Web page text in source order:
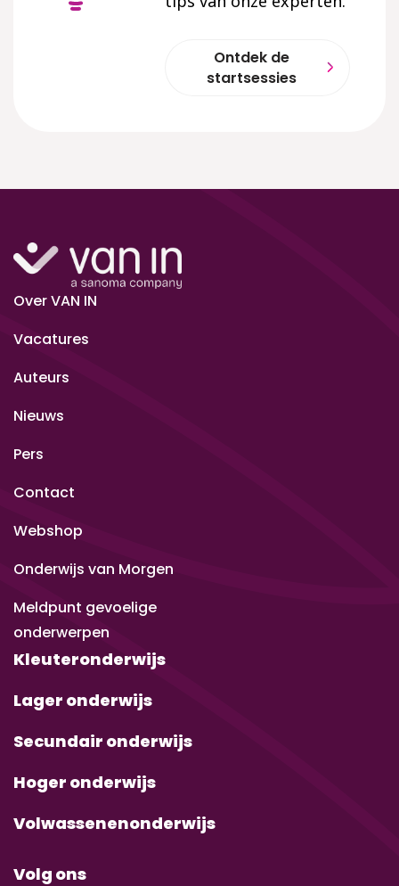
Ontdek de
startsessies
Over VAN IN
Vacatures
Auteurs
Nieuws
Pers
Contact
Webshop
Onderwijs van Morgen
Meldpunt gevoelige
onderwerpen
Kleuteronderwijs
Lager onderwijs
Secundair onderwijs
Hoger onderwijs
Volwassenenonderwijs
Volg ons